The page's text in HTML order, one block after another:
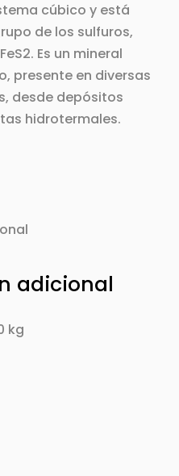
cúbico y está
de los sulfuros,
Es un mineral
presente en diversas
desde depósitos
hidrotermales.
adicional
kg